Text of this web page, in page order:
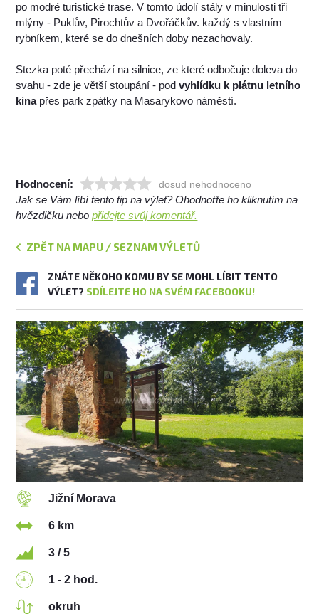
po modré turistické trase. V tomto údolí stály v minulosti tři
mlýny - Puklův, Pirochtův a Dvořáčkův. každý s vlastním
rybníkem, které se do dnešních doby nezachovaly.
Stezka poté přechází na silnice, ze které odbočuje doleva do
svahu - zde je větší stoupání - podvyhlídku k plátnu letního
kinapřes park zpátky na Masarykovo náměstí.
Hodnocení: dosud nehodnoceno
Jak se Vám líbí tento tip na výlet? Ohodnoťte ho kliknutím na
hvězdičku nebopřidejte svůj komentář.
ZPĚT NA MAPU / SEZNAM VÝLETŮ
ZNÁTE NĚKOHO KOMU BY SE MOHL LÍBIT TENTO
VÝLET? SDÍLEJTE HO NA SVÉM FACEBOOKU!
Jižní Morava
6 km
3 / 5
1 - 2 hod.
okruh